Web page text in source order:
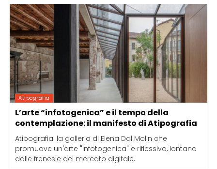
Atipografia
L’arte “infotogenica” e il tempo della
contemplazione: il manifesto di Atipografia
Atipografia: la galleria di Elena Dal Molin che
promuove un'arte "infotogenica" e riflessiva, lontano
dalle frenesie del mercato digitale.